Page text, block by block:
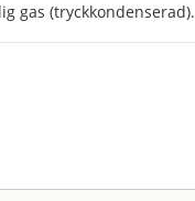
gas (tryckkondenserad).